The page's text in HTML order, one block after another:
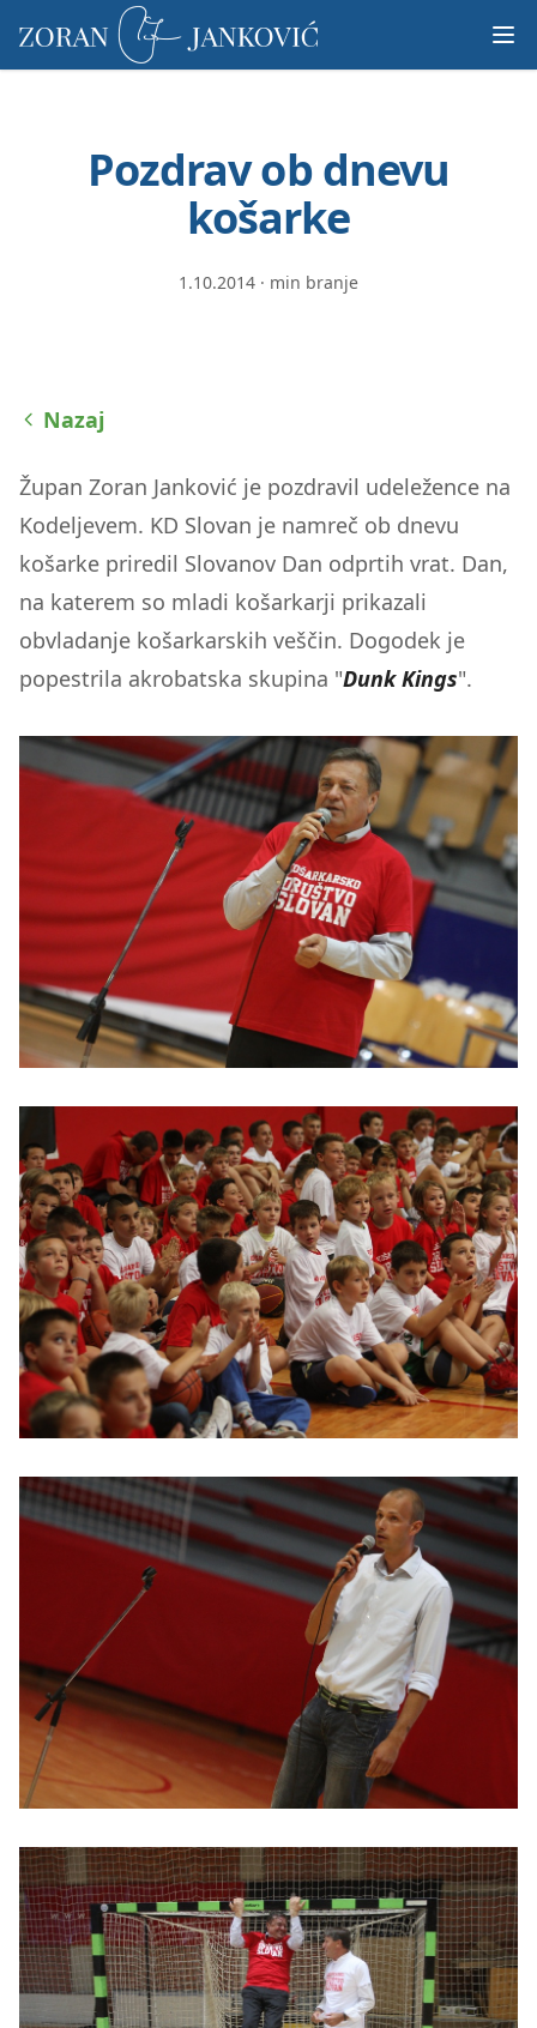
upoštevajte:
To
Pozdrav ob dnevu
košarke
1.10.2014 · min branje
Nazaj
Župan Zoran Janković je pozdravil udeležence na
Kodeljevem. KD Slovan je namreč ob dnevu
košarke priredil Slovanov Dan odprtih vrat. Dan,
na katerem so mladi košarkarji prikazali
obvladanje košarkarskih veščin. Dogodek je
popestrila akrobatska skupina "Dunk Kings".